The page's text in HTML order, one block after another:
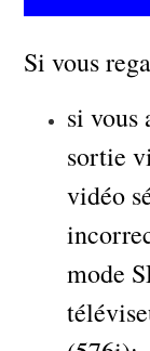
Si vous
si vous
sortie
vidéo
mode